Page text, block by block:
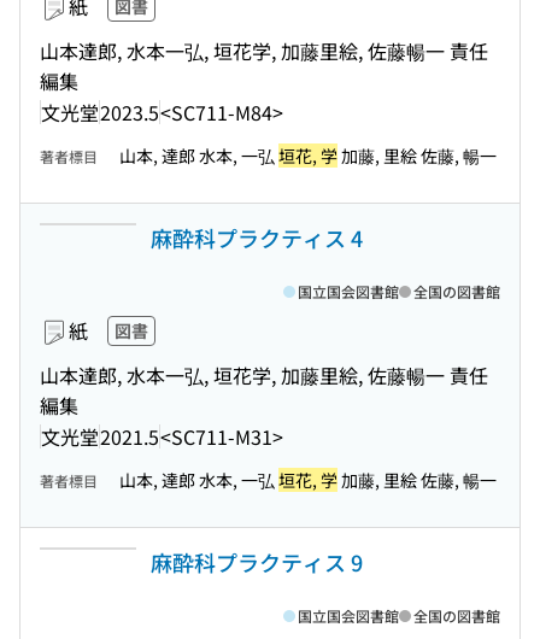
紙 図書
山本達郎, 水本一弘, 垣花学, 加藤里絵, 佐藤暢一 責任
編集
文光堂2023.5<SC711-M84>
著者標目 山本, 達郎 水本, 一弘垣花, 学加藤, 里絵 佐藤, 暢一
麻酔科プラクティス 4
紙 図書
山本達郎, 水本一弘, 垣花学, 加藤里絵, 佐藤暢一 責任
編集
文光堂2021.5<SC711-M31>
国立国会図書館 全国の図書館
著者標目 山本, 達郎 水本, 一弘垣花, 学加藤, 里絵 佐藤, 暢一
麻酔科プラクティス 9
国立国会図書館 全国の図書館